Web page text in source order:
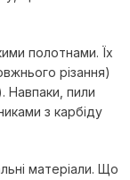
полотнами. Їх
різання)
Навпаки, пили
з карбіду
матеріали. Що